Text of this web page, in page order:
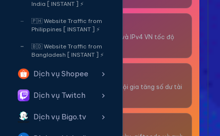
India [ INSTANT ] ⚡
🇵🇭 Website Traffic from
Philippines [ INSTANT ] ⚡
🇧🇩 Website Traffic from
Bangladesh [ INSTANT ] ⚡
Dịch vụ Shopee
Dịch vụ Twitch
Dịch vụ Bigo.tv
Thuê Proxy
Proxy dân cư xoay và IPv4 VN tốc độ
cao.
Giải Trí
Thư giãn và có cơ hội gia tăng số dư tài
khoản.